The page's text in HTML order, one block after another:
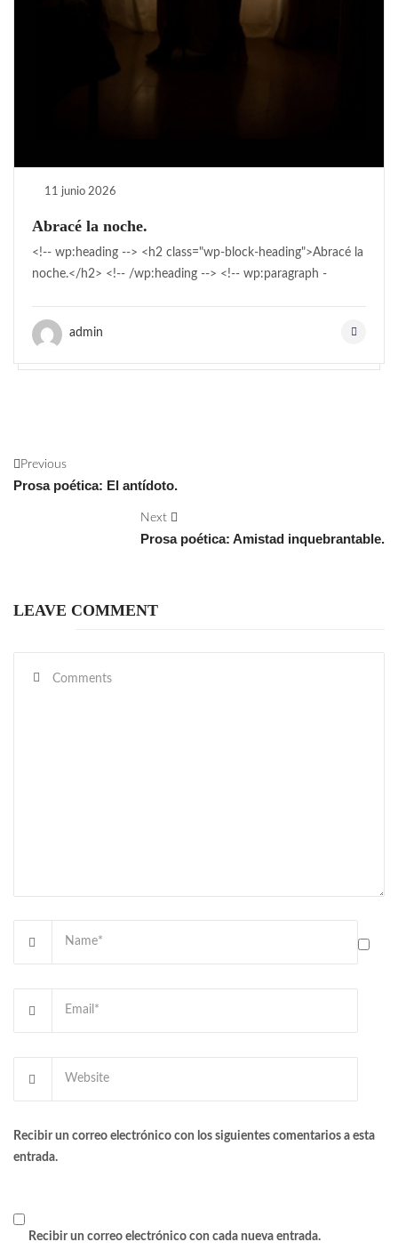
11 junio 2026
Abracé la noche.
<!-- wp:heading --> <h2 class="wp-block-heading">Abracé la
noche.</h2> <!-- /wp:heading --> <!-- wp:paragraph -
admin
Previous
Prosa poética: El antídoto.
Next
Prosa poética: Amistad inquebrantable.
LEAVE COMMENT
Recibir un correo electrónico con los siguientes comentarios a esta
entrada.
Recibir un correo electrónico con cada nueva entrada.